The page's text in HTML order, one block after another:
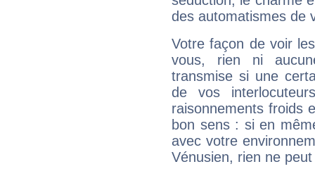
des automatismes de
Votre façon de voir
vous, rien ni
transmise si une
de vos
raisonnements froids
bon sens : si en
avec votre
Vénusien, rien ne